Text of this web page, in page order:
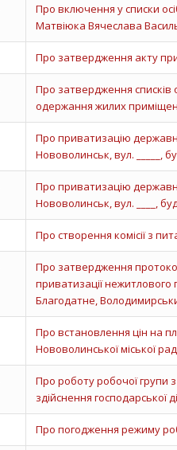
Про включення у списки
Матвіюка Вячеслава
Про затвердження акту
Про затвердження списків
одержання жилих
Про приватизацію
Нововолинськ, вул. _____,
Про приватизацію
Нововолинськ, вул. ____,
Про створення комісії з
Про затвердження
приватизації
Благодатне,
Про встановлення цін на
Нововолинської міської
Про роботу робочої групи з
здійснення господарської
Про погодження режиму